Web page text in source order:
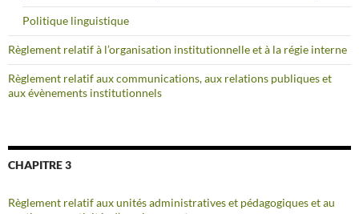
Politique linguistique
Règlement relatif à l’organisation institutionnelle et à la régie interne
Règlement relatif aux communications, aux relations publiques et
aux évènements institutionnels
CHAPITRE 3
Règlement relatif aux unités administratives et pédagogiques et au